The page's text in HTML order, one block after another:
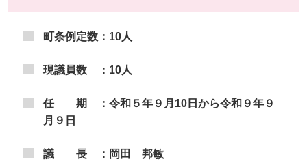
町条例定数：10人
現議員数 ：10人
任 期 ：令和５年９月10日から令和９年９
月９日
議 長 ：岡田 邦敏